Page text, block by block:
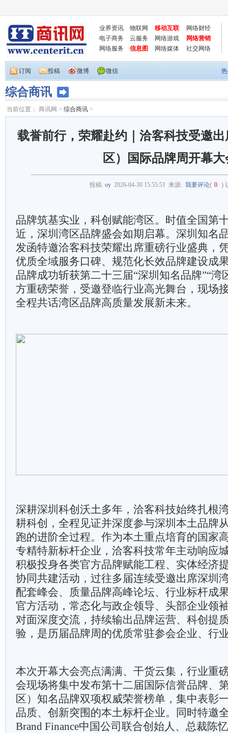
业界资讯 物联网 移动互联
网络财经
电子商务
云服务 网络游戏
网络营销
网络服务
信息图 网络媒体 社交网络
订阅 投稿 微博 微信
综合商讯
当前位置： 商讯网 > 综合商讯 >
载誉前行，荣耀赴约｜洽客科技受邀
区）国际品牌周开幕大
投稿: oy 2026-04-30 15:55:51 来源: 我要评论( 0 )
品牌筑基实业，科创赋能湾区。时值全国第
近，深圳湾区品牌盛会如期启幕。深圳知名
发函特邀洽客科技荣耀出席重磅行业盛典，
优质全域服务口碑、规范化长效品牌建设成
品牌成功斩获第二十三届“深圳知名品牌”“湾
方重磅荣誉，受邀登临行业高光舞台，现场
全程共话湾区品牌高质量发展新未来。
深耕深圳科创沃土多年，洽客科技始终扎根
耕科创，全程见证并深度参与深圳本土品牌
跑的进阶全过程。作为本土重点培育的国家
专精特新标杆企业，洽客科技常年主动响应
积极投身各类官方品牌赋能工程、实体经济
协同共建活动，过往多届连续受邀出席深圳
配套峰会、质量品牌高峰论坛、行业标杆成
官方活动，常态化与政企领导、头部企业领
对面深度交流，持续输出品牌运营、科创提
验，是历届品牌周的优质常驻参会企业、行
本次开幕大会亮点满满、干货云集，行业重
会现场将集中发布第十二届国际信誉品牌、
区）知名品牌双项权威荣誉榜单，集中表彰
品质、创新突围的本土标杆企业。同时特邀
Brand Finance中国公司联合创始人、总裁陈